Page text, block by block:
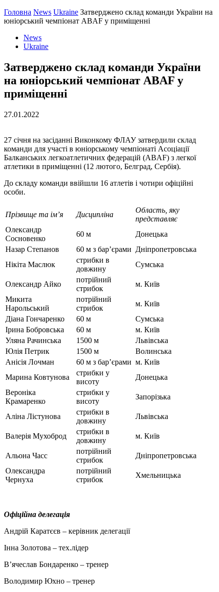
Головна News Ukraine Затверджено склад команди України на
юніорський чемпіонат ABAF у приміщенні
News
Ukraine
Затверджено склад команди України
на юніорський чемпіонат ABAF у
приміщенні
27.01.2022
27 січня на засіданні Виконкому ФЛАУ затвердили склад
команди для участі в юніорському чемпіонаті Асоціації
Балканських легкоатлетичних федерацій (ABAF) з легкої
атлетики в приміщенні (12 лютого, Белград, Сербія).
До складу команди ввійшли 16 атлетів і чотири офіційні
особи.
Прізвище та ім’я Дисципліна
Область, яку
представляє
Олександр
Сосновенко
60 м
Донецька
Назар Степанов
60 м з бар’єрами Дніпропетровська
Нікіта Маслюк
стрибки в
довжину
Сумська
Олександр Айко
потрійний
стрибок
м. Київ
Микита
Нарольський
потрійний
стрибок
м. Київ
Діана Гончаренко
60 м
Сумська
Ірина Бобровська
60 м
м. Київ
Уляна Рачинська
1500 м
Львівська
Юлія Петрик
1500 м
Волинська
Анісія Лочман
60 м з бар’єрами м. Київ
Марина Ковтунова
стрибки у
висоту
Донецька
Вероніка
Крамаренко
стрибки у
висоту
Запорізька
Аліна Лістунова
стрибки в
довжину
Львівська
Валерія Мухоброд
стрибки в
довжину
м. Київ
Альона Часс
потрійний
стрибок
Дніпропетровська
Олександра
Чернуха
потрійний
стрибок
Хмельницька
Офіційна делегація
Андрій Каратєєв – керівник делегації
Інна Золотова – тех.лідер
В’ячеслав Бондаренко – тренер
Володимир Юхно – тренер